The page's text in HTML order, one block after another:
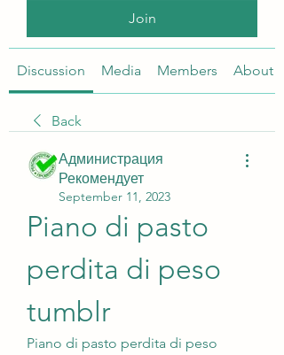
Join
Discussion Media Members About
Back
Администрация
Рекомендует
September 11, 2023
Piano di pasto
perdita di peso
tumblr
Piano di pasto perdita di peso